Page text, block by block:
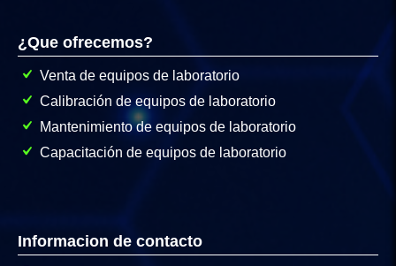
¿Que ofrecemos?
Venta de equipos de laboratorio
Calibración de equipos de laboratorio
Mantenimiento de equipos de laboratorio
Capacitación de equipos de laboratorio
Informacion de contacto